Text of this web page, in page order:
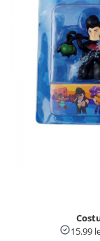
Tablite educative
15.99